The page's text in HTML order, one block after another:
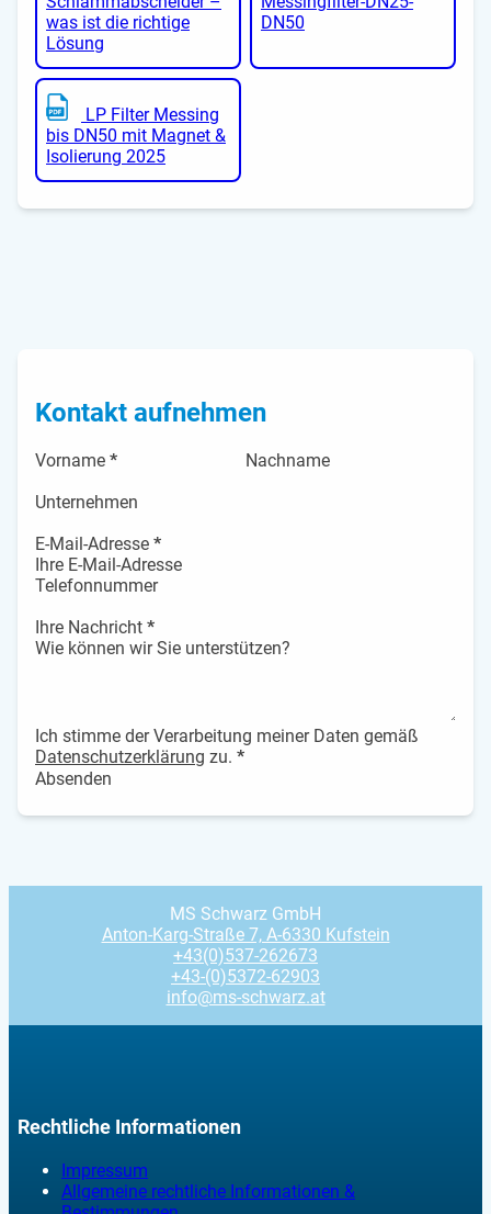
was ist die richtige
Lösung
DN50
LP Filter Messing
bis DN50 mit Magnet &
Isolierung 2025
Kontakt aufnehmen
Vorname *
Nachname
Unternehmen
E-Mail-Adresse *
Telefonnummer
Ihre Nachricht *
Ich stimme der Verarbeitung meiner Daten gemäß
Datenschutzerklärung zu. *
Absenden
MS Schwarz GmbH
Anton-Karg-Straße 7, A-6330 Kufstein
+43(0)537-262673
+43-(0)5372-62903
info@ms-schwarz.at
Rechtliche Informationen
Impressum
Allgemeine rechtliche Informationen &